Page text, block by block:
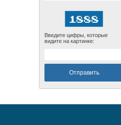
Введите цифры, которые
видите на картинке: